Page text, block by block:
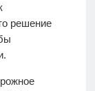
решение